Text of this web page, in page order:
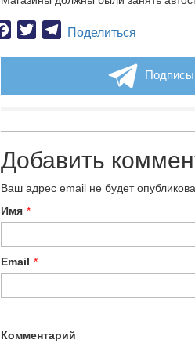
Facebook
TwitterTelegram
Поделиться
Добавить
Ваш адрес email не будет
Имя *
Email *
Комментарий